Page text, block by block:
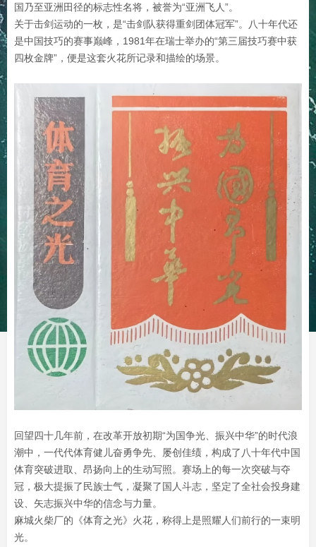
国乃至亚洲田径的标志性名将，被誉为“亚洲飞人”。
关于击剑运动的一枚，是“击剑队获得重剑团体冠军”。八十年代还
是中国技巧的赛事巅峰，1981年在瑞士举办的“第三届技巧赛中获
四枚金牌”，便是这套火花所记录和描绘的场景。
回望四十几年前，在改革开放初期“为国争光、振兴中华”的时代浪
潮中，一代代体育健儿奋勇争先、屡创佳绩，构成了八十年代中国
体育突破进取、昂扬向上的生动写照。赛场上的每一次突破与夺
冠，极大提振了民族士气，凝聚了国人斗志，坚定了全社会投身建
设、矢志振兴中华的信念与力量。
麻城火柴厂的《体育之光》火花，称得上是照耀人们前行的一束明
光。